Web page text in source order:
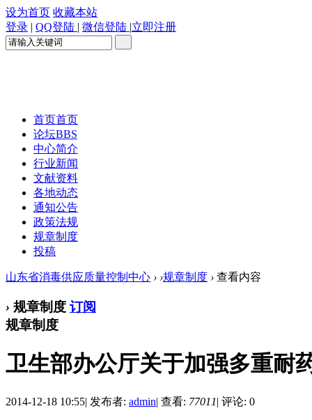
设为首页 收藏本站
登录 | QQ登陆 | 微信登陆 |立即注册
首页首页
论坛BBS
中心简介
行业新闻
文献资料
各地动态
通知公告
政策法规
规章制度
投稿
山东省消毒供应质量控制中心 › ›规章制度 › 查看内容
› 规章制度 订阅
规章制度
卫生部办公厅关于加强多重耐
2014-12-18 10:55| 发布者: admin| 查看: 77011| 评论: 0